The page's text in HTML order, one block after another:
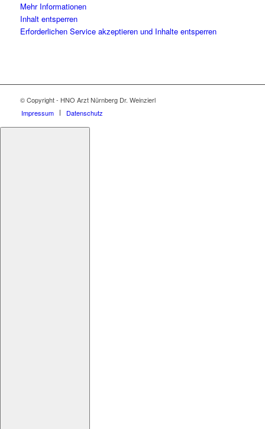
Mehr Informationen
Inhalt entsperren
Erforderlichen Service akzeptieren und Inhalte entsperren
© Copyright - HNO Arzt Nürnberg Dr. Weinzierl
Impressum
Datenschutz